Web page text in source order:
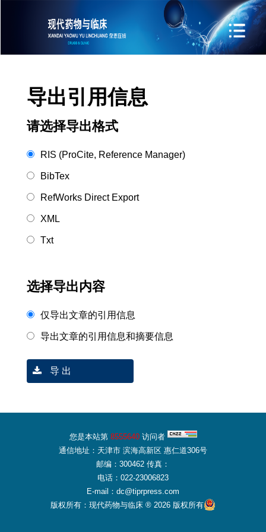
导出引用信息
请选择导出格式
RIS (ProCite, Reference Manager)
BibTex
RefWorks Direct Export
XML
Txt
选择导出内容
仅导出文章的引用信息
导出文章的引用信息和摘要信息
导 出
您是本站第 8555640访问者
通信地址：天津市 滨海高新区 惠仁道306号
邮编：300462 传真：
电话：022-23006823
E-mail：dc@tiprpress.com
版权所有：现代药物与临床 ® 2026 版权所有